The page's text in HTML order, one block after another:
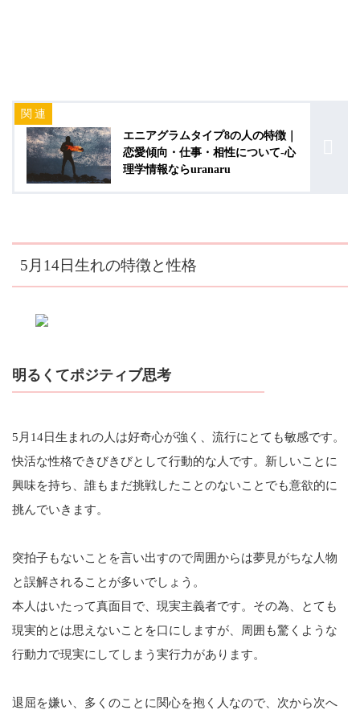
エニアグラムタイプ8の人の特徴｜
恋愛傾向・仕事・相性について-心
理学情報ならuranaru
5月14日生れの特徴と性格
明るくてポジティブ思考
5月14日生まれの人は好奇心が強く、流行にとても敏感です。
快活な性格できびきびとして行動的な人です。新しいことに
興味を持ち、誰もまだ挑戦したことのないことでも意欲的に
挑んでいきます。
突拍子もないことを言い出すので周囲からは夢見がちな人物
と誤解されることが多いでしょう。
本人はいたって真面目で、現実主義者です。その為、とても
現実的とは思えないことを口にしますが、周囲も驚くような
行動力で現実にしてしまう実行力があります。
退屈を嫌い、多くのことに関心を抱く人なので、次から次へ